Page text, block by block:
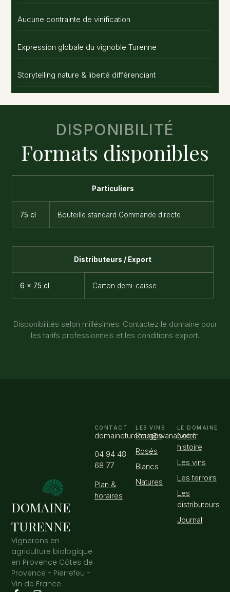
Aucune contrainte de vinification
Expression globale du vignoble Turenne
Storytelling nature & liberté différenciant
DISPONIBILITÉ
Formats disponibles
Particuliers
75 cl Bouteille standard Commande directe
Distributeurs / Export
6 x 75 cl Carton demi-caisse
Disponibilités selon millésimes. Contactez le domaine pour
les tarifs professionnels et les conditions export.
DOMAINE
TURENNE
Vignerons en
agriculture biologique
en Provence Côtes de
Provence - Pierrefeu -
Vin de France
LE DOMAINE
Notre
histoire
Les vins
Les terroirs
Les
distributeurs
Journal
LES VINS
Rouges
Rosés
Blancs
Natures
CONTACT
domaineturenne@wanadoo.fr
04 94 48
68 77
Plan &
horaires